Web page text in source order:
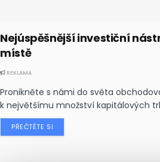
Nejúspěšnější investiční
místě
REKLAMA
Pronikněte s námi do světa
k největšímu množství kapitálových
PŘEČTĚTE SI